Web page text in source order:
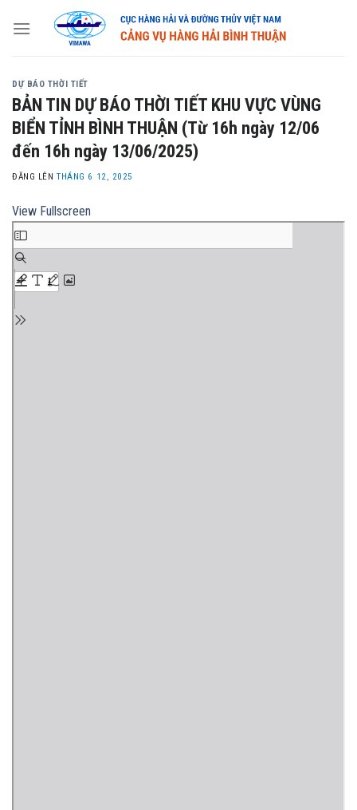
DỰ BÁO THỜI TIẾT
BẢN TIN DỰ BÁO THỜI TIẾT KHU VỰC VÙNG
BIỂN TỈNH BÌNH THUẬN (Từ 16h ngày 12/06
đến 16h ngày 13/06/2025)
ĐĂNG LÊNTHÁNG 6 12, 2025
View Fullscreen